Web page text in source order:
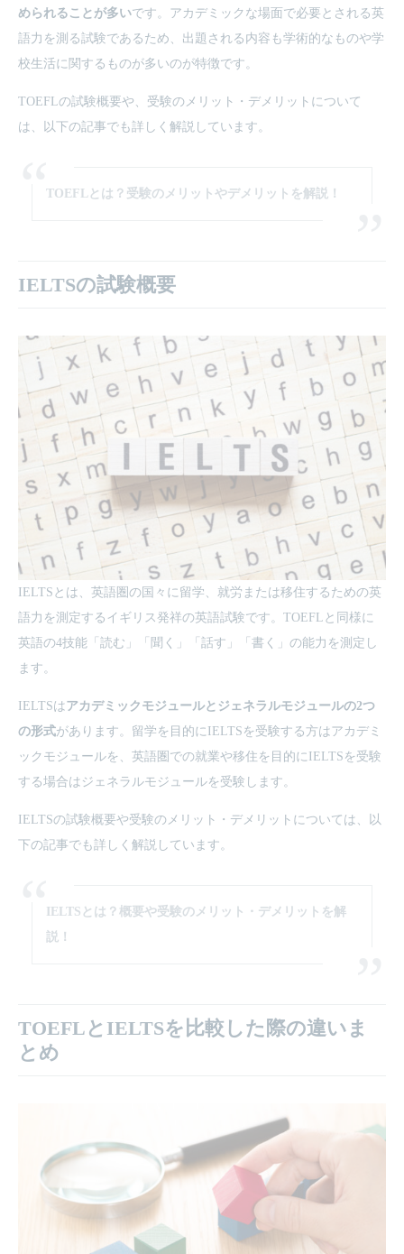
められることが多いです。アカデミックな場面で必要とされる英
語力を測る試験であるため、出題される内容も学術的なものや学
校生活に関するものが多いのが特徴です。
TOEFLの試験概要や、受験のメリット・デメリットについて
は、以下の記事でも詳しく解説しています。
TOEFLとは？受験のメリットやデメリットを解説！
IELTSの試験概要
IELTSとは、英語圏の国々に留学、就労または移住するための英
語力を測定するイギリス発祥の英語試験です。TOEFLと同様に
英語の4技能「読む」「聞く」「話す」「書く」の能力を測定し
ます。
IELTSはアカデミックモジュールとジェネラルモジュールの2つ
の形式があります。留学を目的にIELTSを受験する方はアカデミ
ックモジュールを、英語圏での就業や移住を目的にIELTSを受験
する場合はジェネラルモジュールを受験します。
IELTSの試験概要や受験のメリット・デメリットについては、以
下の記事でも詳しく解説しています。
IELTSとは？概要や受験のメリット・デメリットを解
説！
TOEFLとIELTSを比較した際の違いま
とめ